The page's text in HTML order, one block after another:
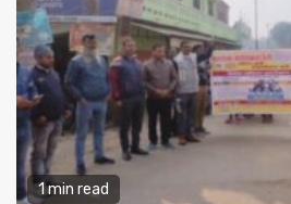
1 min read